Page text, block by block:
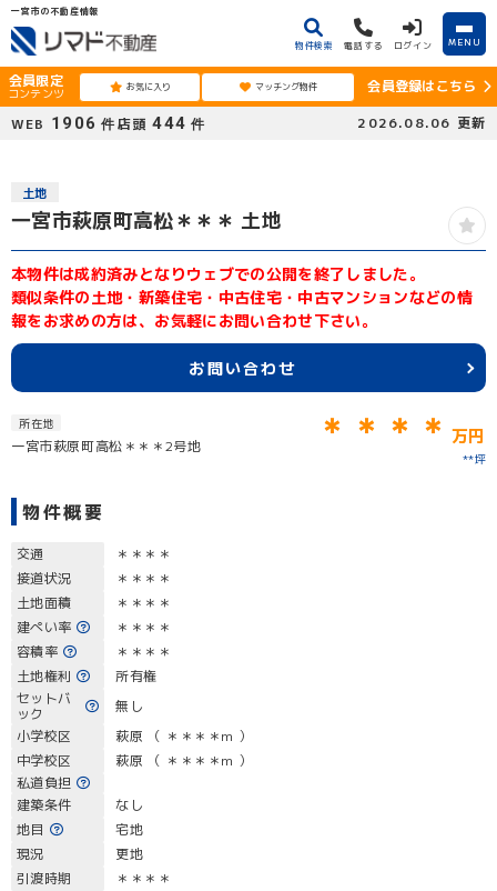
一宮市の不動産情報
物件検索 電話する ログイン MENU
会員限定
コンテンツ お気に入り マッチング物件
会員登録はこちら
WEB 1906 件 店頭 444 件 2026.08.06 更新
土地
一宮市萩原町高松＊＊＊ 土地
本物件は成約済みとなりウェブでの公開を終了しました。
類似条件の土地・新築住宅・中古住宅・中古マンションなどの情
報をお求めの方は、お気軽にお問い合わせ下さい。
お問い合わせ
所在地
一宮市萩原町高松＊＊＊2号地 ＊＊＊＊ 万円
**坪
物件概要
交通
＊＊＊＊
接道状況
＊＊＊＊
土地面積
＊＊＊＊
建ぺい率
＊＊＊＊
容積率
＊＊＊＊
土地権利
所有権
セットバ
ック
無し
小学校区
萩原 （ ＊＊＊＊m ）
中学校区
萩原 （ ＊＊＊＊m ）
私道負担
建築条件
なし
地目
宅地
現況
更地
引渡時期
＊＊＊＊